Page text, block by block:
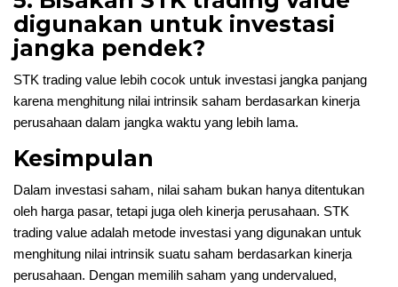
digunakan untuk investasi
jangka pendek?
STK trading value lebih cocok untuk investasi jangka panjang
karena menghitung nilai intrinsik saham berdasarkan kinerja
perusahaan dalam jangka waktu yang lebih lama.
Kesimpulan
Dalam investasi saham, nilai saham bukan hanya ditentukan
oleh harga pasar, tetapi juga oleh kinerja perusahaan. STK
trading value adalah metode investasi yang digunakan untuk
menghitung nilai intrinsik suatu saham berdasarkan kinerja
perusahaan. Dengan memilih saham yang undervalued,